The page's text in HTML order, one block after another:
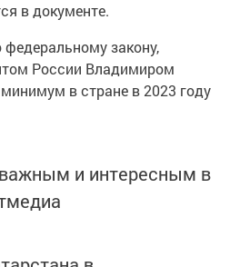
в документе.
закону,
России Владимиром
в стране в 2023 году
и интересным в